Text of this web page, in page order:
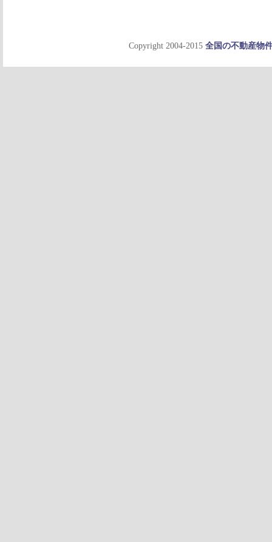
Copyright 2004-2015 全国の不動産物